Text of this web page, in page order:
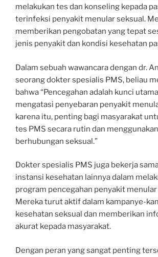
melakukan tes dan konseling kepada
terinfeksi penyakit menular seksual.
memberikan pengobatan yang tepat
jenis penyakit dan kondisi kesehatan
Dalam sebuah wawancara dengan dr.
seorang dokter spesialis PMS, beliau
bahwa “Pencegahan adalah kunci
mengatasi penyebaran penyakit
karena itu, penting bagi masyarakat
tes PMS secara rutin dan
berhubungan seksual.”
Dokter spesialis PMS juga bekerja
instansi kesehatan lainnya dalam
program pencegahan penyakit
Mereka turut aktif dalam kampanye-
kesehatan seksual dan memberikan
akurat kepada masyarakat.
Dengan peran yang sangat penting